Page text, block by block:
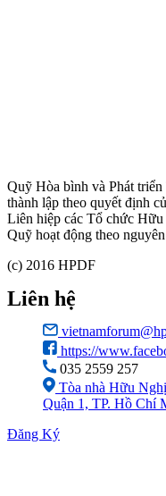
Quỹ Hòa bình và Phát
thành lập theo quyết định
Liên hiệp các Tổ chức
Quỹ hoạt động theo
(c) 2016 HPDF
Liên hệ
https://
035 2559 257
Tòa nhà Hữu
Quận 1, TP. Hồ Chí
Đăng Ký